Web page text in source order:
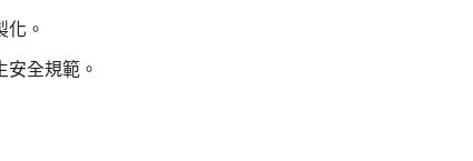
化。
安全規範。